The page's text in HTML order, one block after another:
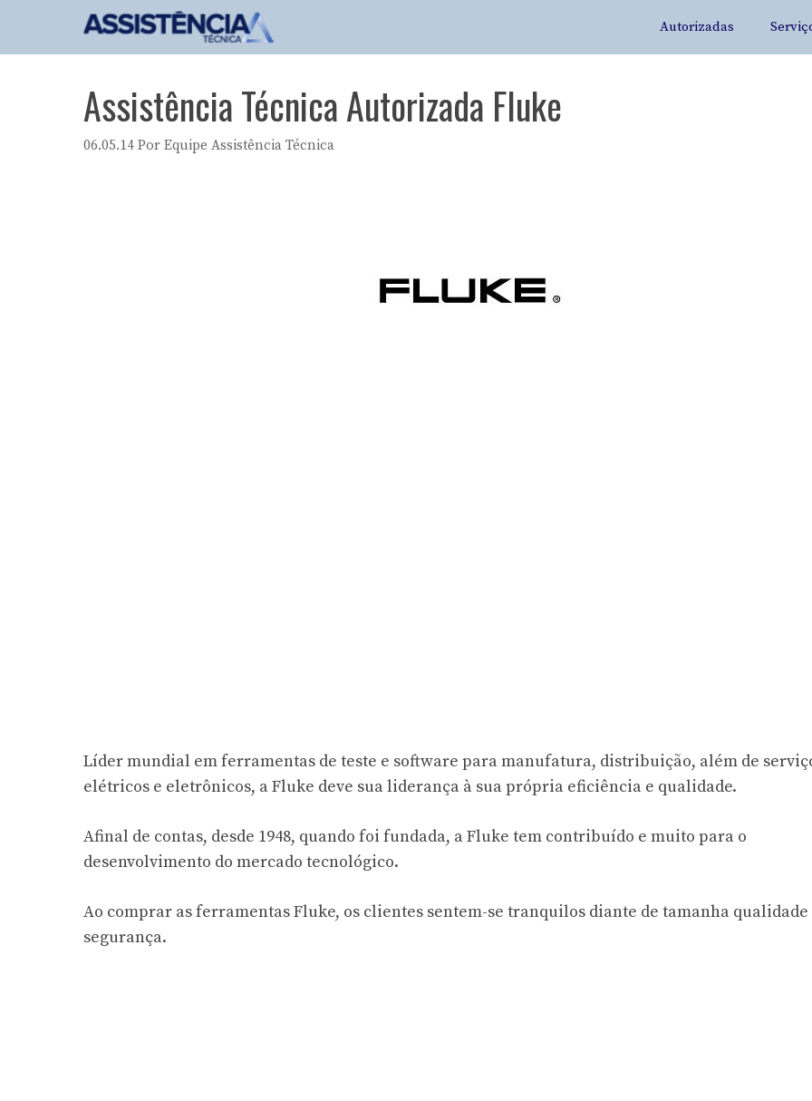
Autorizadas
Assistência Técnica Autorizada Fluke
06.05.14 Por Equipe Assistência Técnica
Líder mundial em ferramentas de teste e software para manufatura, distribuição, além de
elétricos e eletrônicos, a Fluke deve sua liderança à sua própria eficiência e qualidade.
Afinal de contas, desde 1948, quando foi fundada, a Fluke tem contribuído e muito para o
desenvolvimento do mercado tecnológico.
Ao comprar as ferramentas Fluke, os clientes sentem-se tranquilos diante de tamanha qualidade
segurança.